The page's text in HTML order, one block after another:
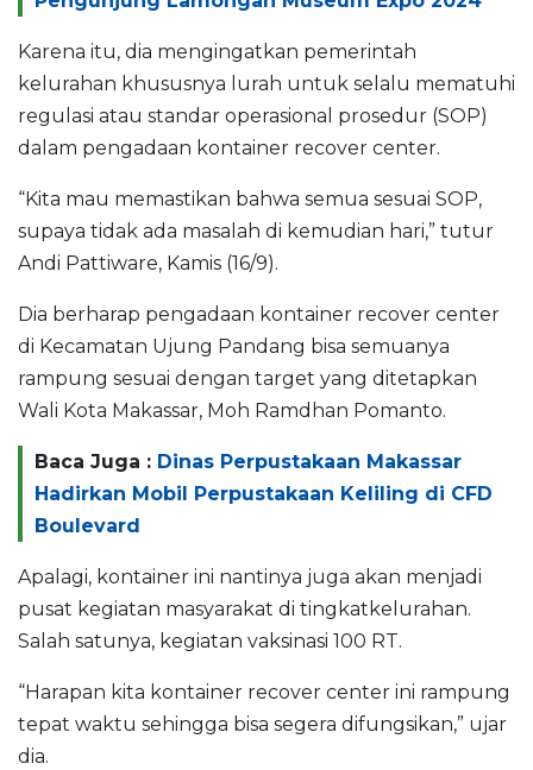
Karena itu, dia mengingatkan pemerintah
kelurahan khususnya lurah untuk selalu mematuhi
regulasi atau standar operasional prosedur (SOP)
dalam pengadaan kontainer recover center.
“Kita mau memastikan bahwa semua sesuai SOP,
supaya tidak ada masalah di kemudian hari,” tutur
Andi Pattiware, Kamis (16/9).
Dia berharap pengadaan kontainer recover center
di Kecamatan Ujung Pandang bisa semuanya
rampung sesuai dengan target yang ditetapkan
Wali Kota Makassar, Moh Ramdhan Pomanto.
Baca Juga : Dinas Perpustakaan Makassar
Hadirkan Mobil Perpustakaan Keliling di CFD
Boulevard
Apalagi, kontainer ini nantinya juga akan menjadi
pusat kegiatan masyarakat di tingkatkelurahan.
Salah satunya, kegiatan vaksinasi 100 RT.
“Harapan kita kontainer recover center ini rampung
tepat waktu sehingga bisa segera difungsikan,” ujar
dia.